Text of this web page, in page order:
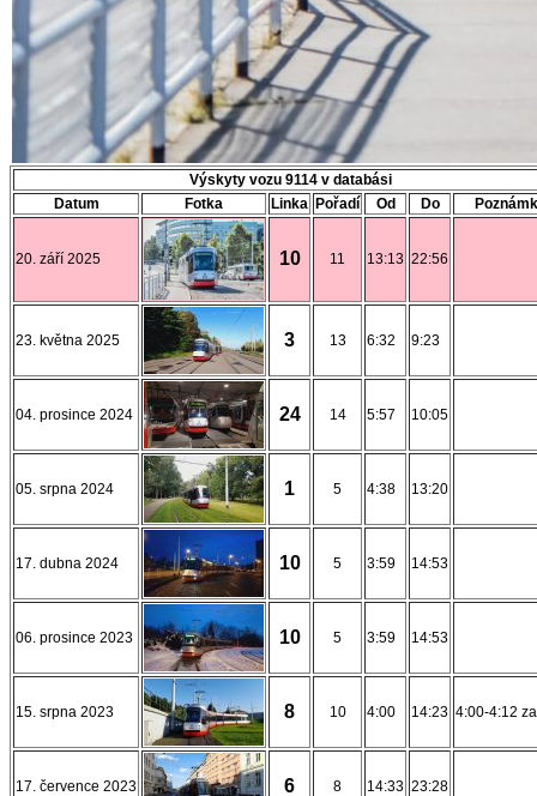
Výskyty vozu 9114 v databási
Datum
Fotka Linka Pořadí Od Do
20. září 2025 10 11 13:13 22:56
23. května 2025 3 13 6:32 9:23
04. prosince 2024 24 14 5:57 10:05
05. srpna 2024 1 5 4:38 13:20
17. dubna 2024 10 5 3:59 14:53
06. prosince 2023 10 5 3:59 14:53
15. srpna 2023 8 10 4:00 14:23 4:00-4:12
17. července 2023 6 8 14:33 23:28